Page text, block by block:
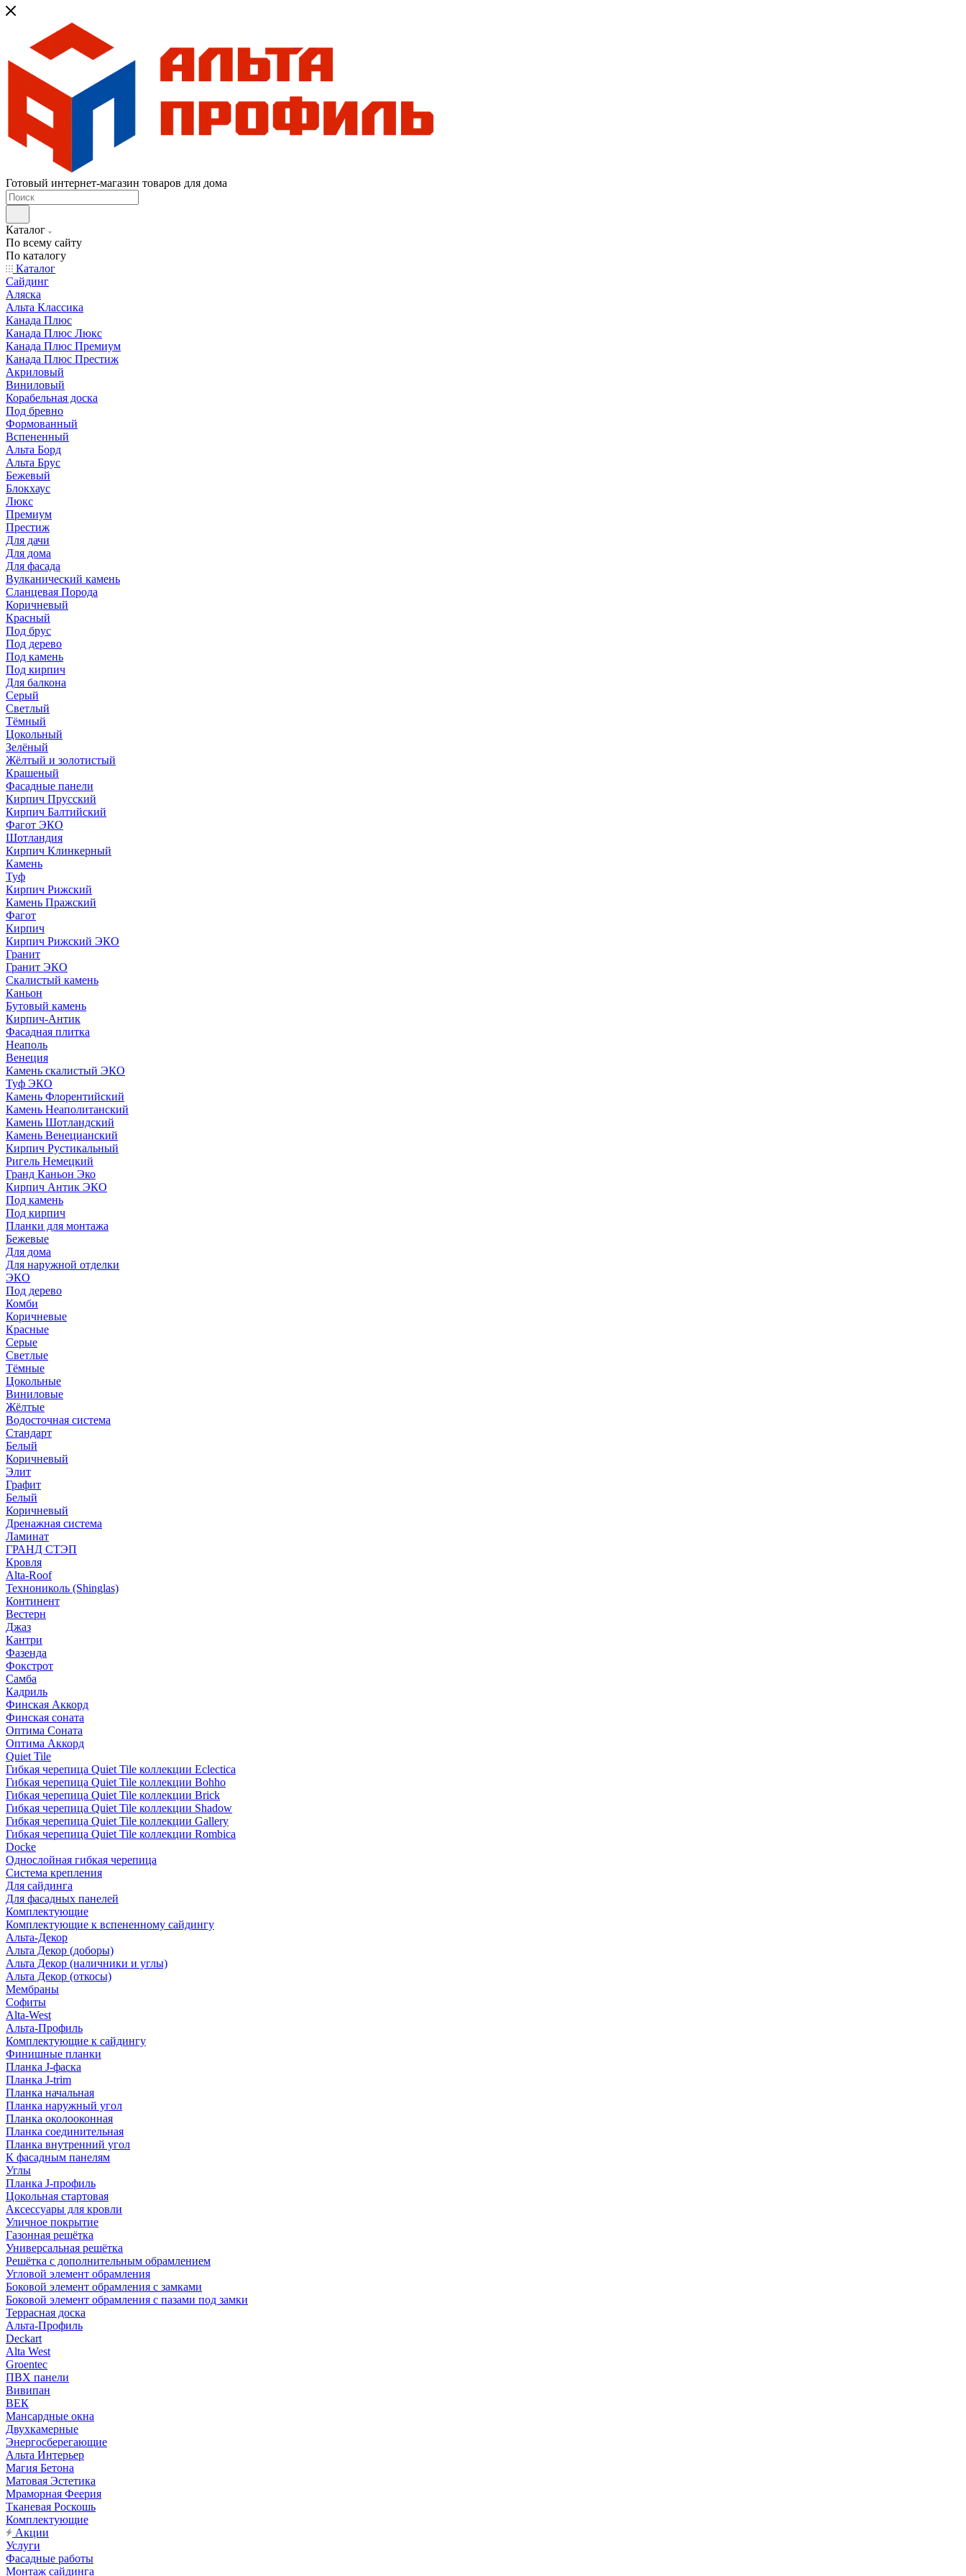
Готовый интернет-магазин товаров для дома
Каталог
По всему сайту
По каталогу
Каталог
Сайдинг
Аляска
Альта Классика
Канада Плюс
Канада Плюс Люкс
Канада Плюс Премиум
Канада Плюс Престиж
Акриловый
Виниловый
Корабельная доска
Под бревно
Формованный
Вспененный
Альта Борд
Альта Брус
Бежевый
Блокхаус
Люкс
Премиум
Престиж
Для дачи
Для дома
Для фасада
Вулканический камень
Сланцевая Порода
Коричневый
Красный
Под брус
Под дерево
Под камень
Под кирпич
Для балкона
Серый
Светлый
Тёмный
Цокольный
Зелёный
Жёлтый и золотистый
Крашеный
Фасадные панели
Кирпич Прусский
Кирпич Балтийский
Фагот ЭКО
Шотландия
Кирпич Клинкерный
Камень
Туф
Кирпич Рижский
Камень Пражский
Фагот
Кирпич
Кирпич Рижский ЭКО
Гранит
Гранит ЭКО
Скалистый камень
Каньон
Бутовый камень
Кирпич-Антик
Фасадная плитка
Неаполь
Венеция
Камень скалистый ЭКО
Туф ЭКО
Камень Флорентийский
Камень Неаполитанский
Камень Шотландский
Камень Венецианский
Кирпич Рустикальный
Ригель Немецкий
Гранд Каньон Эко
Кирпич Антик ЭКО
Под камень
Под кирпич
Планки для монтажа
Бежевые
Для дома
Для наружной отделки
ЭКO
Под дерево
Комби
Коричневые
Красные
Серые
Светлые
Тёмные
Цокольные
Виниловые
Жёлтые
Водосточная система
Стандарт
Белый
Коричневый
Элит
Графит
Белый
Коричневый
Дренажная система
Ламинат
ГРАНД СТЭП
Кровля
Alta-Roof
Технониколь (Shinglas)
Континент
Вестерн
Джаз
Кантри
Фазенда
Фокстрот
Самба
Кадриль
Финская Аккорд
Финская соната
Оптима Соната
Оптима Аккорд
Quiet Tile
Гибкая черепица Quiet Tile коллекции Eclectica
Гибкая черепица Quiet Tile коллекции Bohho
Гибкая черепица Quiet Tile коллекции Brick
Гибкая черепица Quiet Tile коллекции Shadow
Гибкая черепица Quiet Tile коллекции Gallery
Гибкая черепица Quiet Tile коллекции Rombica
Docke
Однослойная гибкая черепица
Система крепления
Для сайдинга
Для фасадных панелей
Комплектующие
Комплектующие к вспененному сайдингу
Альта-Декор
Альта Декор (доборы)
Альта Декор (наличники и углы)
Альта Декор (откосы)
Мембраны
Софиты
Alta-West
Альта-Профиль
Комплектующие к сайдингу
Финишные планки
Планка J-фаска
Планка J-trim
Планка начальная
Планка наружный угол
Планка околооконная
Планка соединительная
Планка внутренний угол
К фасадным панелям
Углы
Планка J-профиль
Цокольная стартовая
Аксессуары для кровли
Уличное покрытие
Газонная решётка
Универсальная решётка
Решётка с дополнительным обрамлением
Угловой элемент обрамления
Боковой элемент обрамления с замками
Боковой элемент обрамления с пазами под замки
Террасная доска
Альта-Профиль
Deckart
Alta West
Groentec
ПВХ панели
Вивипан
ВЕК
Мансардные окна
Двухкамерные
Энергосберегающие
Альта Интерьер
Магия Бетона
Матовая Эстетика
Мраморная Феерия
Тканевая Роскошь
Комплектующие
Акции
Услуги
Фасадные работы
Монтаж сайдинга